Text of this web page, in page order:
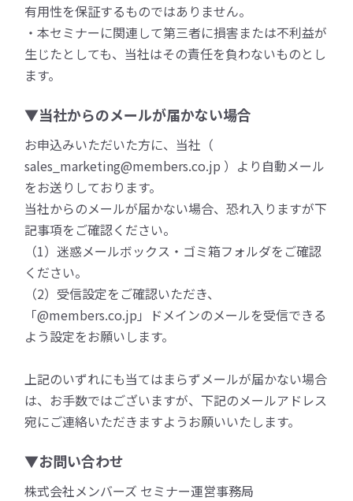
有用性を保証するものではありません。
・本セミナーに関連して第三者に損害または不利益が
生じたとしても、当社はその責任を負わないものとし
ます。
▼当社からのメールが届かない場合
お申込みいただいた方に、当社（
sales_marketing@members.co.jp ）より自動メール
をお送りしております。
当社からのメールが届かない場合、恐れ入りますが下
記事項をご確認ください。
（1）迷惑メールボックス・ゴミ箱フォルダをご確認
ください。
（2）受信設定をご確認いただき、
「@members.co.jp」ドメインのメールを受信できる
よう設定をお願いします。
上記のいずれにも当てはまらずメールが届かない場合
は、お手数ではございますが、下記のメールアドレス
宛にご連絡いただきますようお願いいたします。
▼お問い合わせ
株式会社メンバーズ セミナー運営事務局